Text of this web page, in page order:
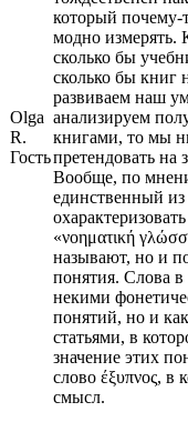
Olga
R.
Гость
который почему-
модно измерять.
сколько бы
сколько бы книг
развиваем наш
анализируем
книгами, то мы
претендовать
Вообще, по
единственный
«νοηματική
называют, но и
понятия. Слова в
некими
понятий, но и
статьями, в
значение этих
слово έξυπνος, в
смысл.